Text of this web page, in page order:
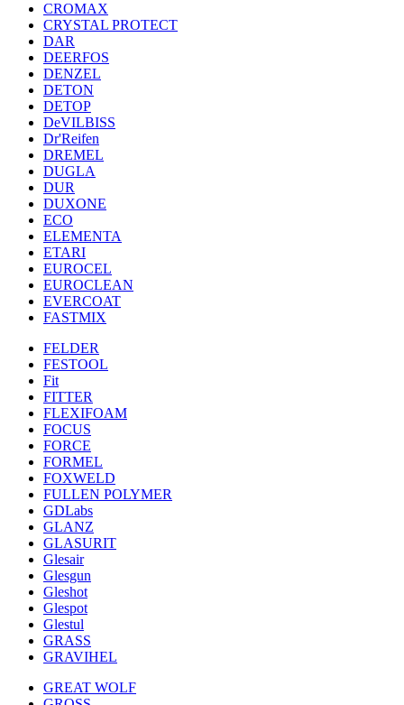
CROMAX
CRYSTAL PROTECT
DAR
DEERFOS
DENZEL
DETON
DETOP
DeVILBISS
Dr'Reifen
DREMEL
DUGLA
DUR
DUXONE
ECO
ELEMENTA
ETARI
EUROCEL
EUROCLEAN
EVERCOAT
FASTMIX
FELDER
FESTOOL
Fit
FITTER
FLEXIFOAM
FOCUS
FORCE
FORMEL
FOXWELD
FULLEN POLYMER
GDLabs
GLANZ
GLASURIT
Glesair
Glesgun
Gleshot
Glespot
Glestul
GRASS
GRAVIHEL
GREAT WOLF